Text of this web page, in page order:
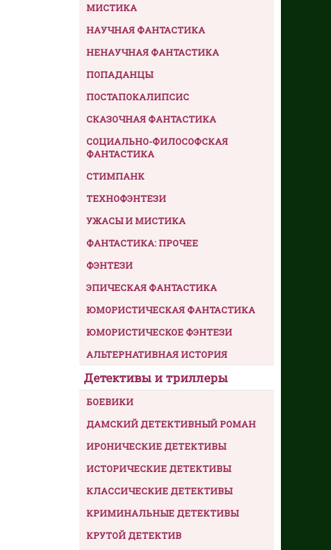
МИСТИКА
НАУЧНАЯ ФАНТАСТИКА
НЕНАУЧНАЯ ФАНТАСТИКА
ПОПАДАНЦЫ
ПОСТАПОКАЛИПСИС
СКАЗОЧНАЯ ФАНТАСТИКА
СОЦИАЛЬНО-ФИЛОСОФСКАЯ
ФАНТАСТИКА
СТИМПАНК
ТЕХНОФЭНТЕЗИ
УЖАСЫ И МИСТИКА
ФАНТАСТИКА: ПРОЧЕЕ
ФЭНТЕЗИ
ЭПИЧЕСКАЯ ФАНТАСТИКА
ЮМОРИСТИЧЕСКАЯ ФАНТАСТИКА
ЮМОРИСТИЧЕСКОЕ ФЭНТЕЗИ
АЛЬТЕРНАТИВНАЯ ИСТОРИЯ
Детективы и триллеры
БОЕВИКИ
ДАМСКИЙ ДЕТЕКТИВНЫЙ РОМАН
ИРОНИЧЕСКИЕ ДЕТЕКТИВЫ
ИСТОРИЧЕСКИЕ ДЕТЕКТИВЫ
КЛАССИЧЕСКИЕ ДЕТЕКТИВЫ
КРИМИНАЛЬНЫЕ ДЕТЕКТИВЫ
КРУТОЙ ДЕТЕКТИВ